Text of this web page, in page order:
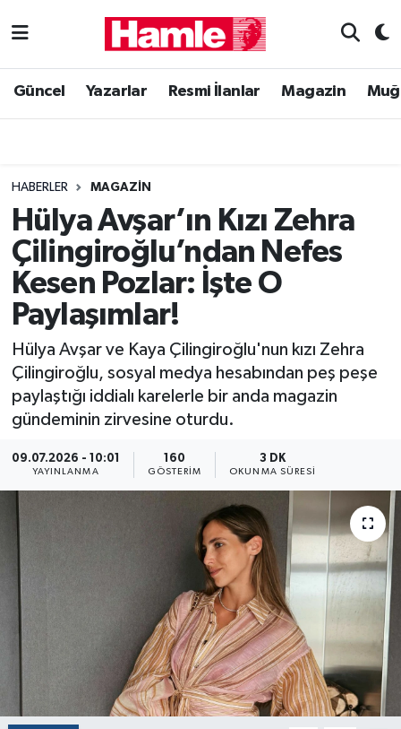
Güncel Yazarlar Resmi İlanlar Magazin
HABERLER MAGAZIN
Hülya Avşar’ın Kızı Zehra
Çilingiroğlu’ndan Nefes
Kesen Pozlar: İşte O
Paylaşımlar!
Hülya Avşar ve Kaya Çilingiroğlu'nun kızı Zehra
Çilingiroğlu, sosyal medya hesabından peş peşe
paylaştığı iddialı karelerle bir anda magazin
gündeminin zirvesine oturdu.
09.07.2026 - 10:01
YAYINLANMA
160
GÖSTERIM
3 DK
OKUNMA SÜRESI
Güncel
Magazin
Muğla Haber
Siyaset
Muğla Nöbetçi Eczaneler
Muğla Trafik Yoğunluk Haritası
Süper Lig Puan Durumu ve Fikstür
Tüm Manşetler
Son Dakika Haberleri
Haber Arşivi